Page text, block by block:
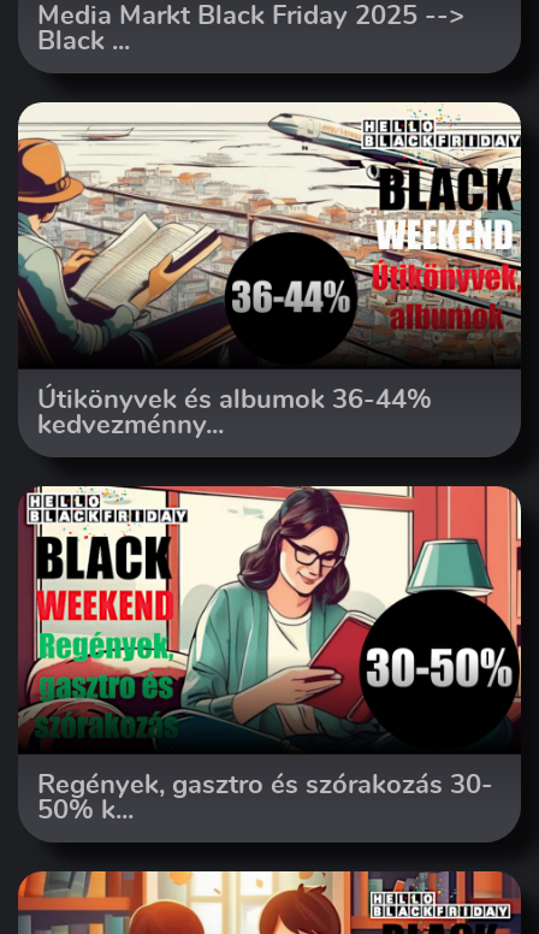
Media Markt Black Friday 2025 -->
Black ...
Útikönyvek és albumok 36-44%
kedvezménny...
Regények, gasztro és szórakozás 30-
50% k...